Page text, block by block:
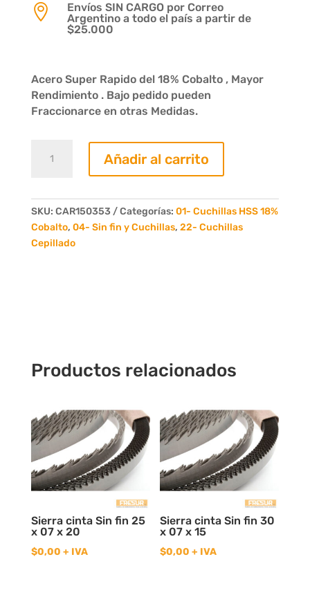

Envíos SIN CARGO por Correo
Argentino a todo el país a partir de
$25.000
Acero Super Rapido del 18% Cobalto , Mayor
Rendimiento . Bajo pedido pueden
Fraccionarce en otras Medidas.
acero
x
35
x
Añadir al carrito
SKU: CAR150353 Categorías: 01- Cuchillas HSS 18%
Cobalto, 04- Sin fin y Cuchillas, 22- Cuchillas
Cepillado
Productos relacionados
Sierra cinta Sin fin 25
x 07 x 20
$0,00 + IVA
Sierra cinta Sin fin 30
x 07 x 15
$0,00 + IVA